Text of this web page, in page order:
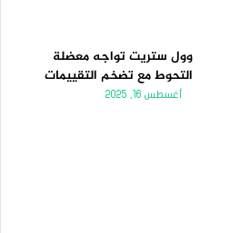
وول ستريت تواجه معضلة
التحوط مع تضخم التقييمات
أغسطس 16, 2025